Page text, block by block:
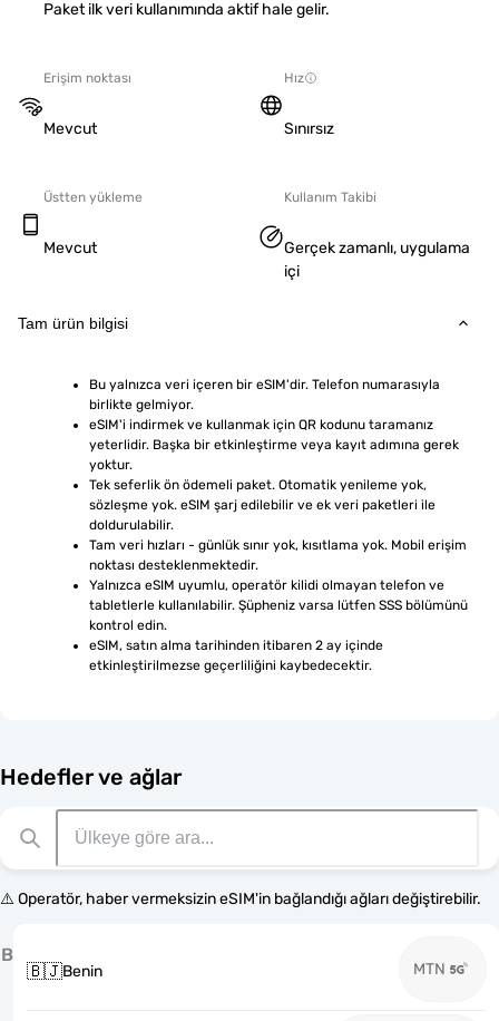
Paket ilk veri kullanımında aktif hale gelir.
Erişim noktası
Mevcut
Hız
Sınırsız
Üstten yükleme
Mevcut
Kullanım Takibi
Gerçek zamanlı, uygulama
içi
Tam ürün bilgisi
Bu yalnızca veri içeren bir eSIM'dir. Telefon numarasıyla
birlikte gelmiyor.
eSIM'i indirmek ve kullanmak için QR kodunu taramanız
yeterlidir. Başka bir etkinleştirme veya kayıt adımına gerek
yoktur.
Tek seferlik ön ödemeli paket. Otomatik yenileme yok,
sözleşme yok. eSIM şarj edilebilir ve ek veri paketleri ile
doldurulabilir.
Tam veri hızları - günlük sınır yok, kısıtlama yok. Mobil erişim
noktası desteklenmektedir.
Yalnızca eSIM uyumlu, operatör kilidi olmayan telefon ve
tabletlerle kullanılabilir. Şüpheniz varsa lütfen SSS bölümünü
kontrol edin.
eSIM, satın alma tarihinden itibaren 2 ay içinde
etkinleştirilmezse geçerliliğini kaybedecektir.
Hedefler ve ağlar
⚠️ Operatör, haber vermeksizin eSIM'in bağlandığı ağları değiştirebilir.
B
🇧🇯Benin MTN